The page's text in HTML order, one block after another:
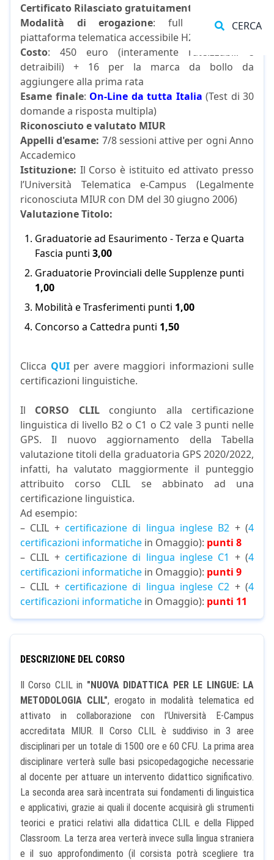
CERCA
Certificato Rilasciato gratuitamente
Modalità di erogazione: full online con
piattaforma telematica accessibile H24
Costo: 450 euro (interamente rateizzabili e
detraibili) + 16 per la marca da bollo da
aggiungere alla prima rata
Esame finale: On-Line da tutta Italia (Test di 30
domande a risposta multipla)
Riconosciuto e valutato MIUR
Appelli d'esame: 7/8 sessioni attive per ogni Anno
Accademico
Istituzione: Il Corso è istituito ed attivato presso
l’Università Telematica e-Campus (Legalmente
riconosciuta MIUR con DM del 30 giugno 2006)
Valutazione Titolo:
Graduatorie ad Esaurimento - Terza e Quarta
Fascia punti 3,00
Graduatorie Provinciali delle Supplenze punti
1,00
Mobilità e Trasferimenti punti 1,00
Concorso a Cattedra punti 1,50
Clicca QUIper avere maggiori informazioni sulle
certificazioni linguistiche.
Il CORSO CLILcongiunto alla certificazione
linguistica di livello B2 o C1 o C2 vale 3 punti nelle
GPS. Il nuovo aggiornamento della Tabella
valutazione titoli della graduatoria GPS 2020/2022,
infatti, ha valutato maggiormente il punteggio
attribuito corso CLIL se abbinato ad una
certificazione linguistica.
Ad esempio:
– CLIL + certificazione di lingua inglese B2 + (4
certificazioni informatiche in Omaggio): punti 8
– CLIL + certificazione di lingua inglese C1 + (4
certificazioni informatiche in Omaggio): punti 9
– CLIL + certificazione di lingua inglese C2 + (4
certificazioni informatiche in Omaggio): punti 11
DESCRIZIONE DEL CORSO
Il Corso CLIL in "NUOVA DIDATTICA PER LE LINGUE: LA
METODOLOGIA CLIL", erogato in modalità telematica ed
attivato in collaborazione con l’Università E-Campus
accreditata MIUR. Il Corso CLIL è suddiviso in 3 aree
disciplinari per un totale di 1500 ore e 60 CFU. La prima area
disciplinare verterà sulle basi psicopedagogiche necessarie
al docente per attuare un intervento didattico significativo.
La seconda area sarà incentrata sui fondamenti di linguistica
e applicativi, grazie ai quali il docente acquisirà gli strumenti
teorici e pratici relativi alla didattica CLIL e della Flipped
Classroom. La terza area verterà invece sulla lingua straniera
e il suo approfondimento (il corsista potrà scegliere tra